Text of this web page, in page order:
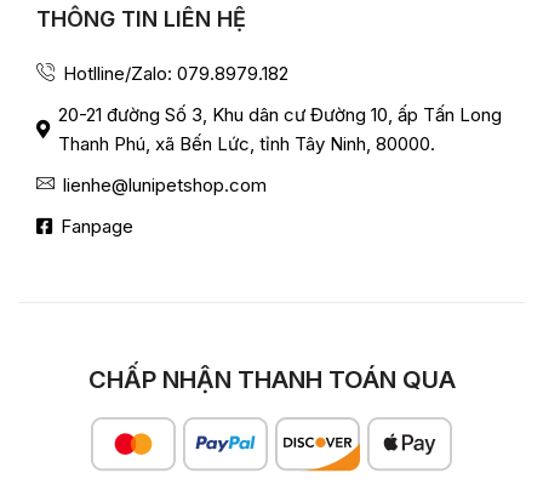
THÔNG TIN LIÊN HỆ
Hotlline/Zalo: 079.8979.182
20-21 đường Số 3, Khu dân cư Đường 10, ấp Tấn Long
Thanh Phú, xã Bến Lức, tỉnh Tây Ninh, 80000.
lienhe@lunipetshop.com
Fanpage
CHẤP NHẬN THANH TOÁN QUA